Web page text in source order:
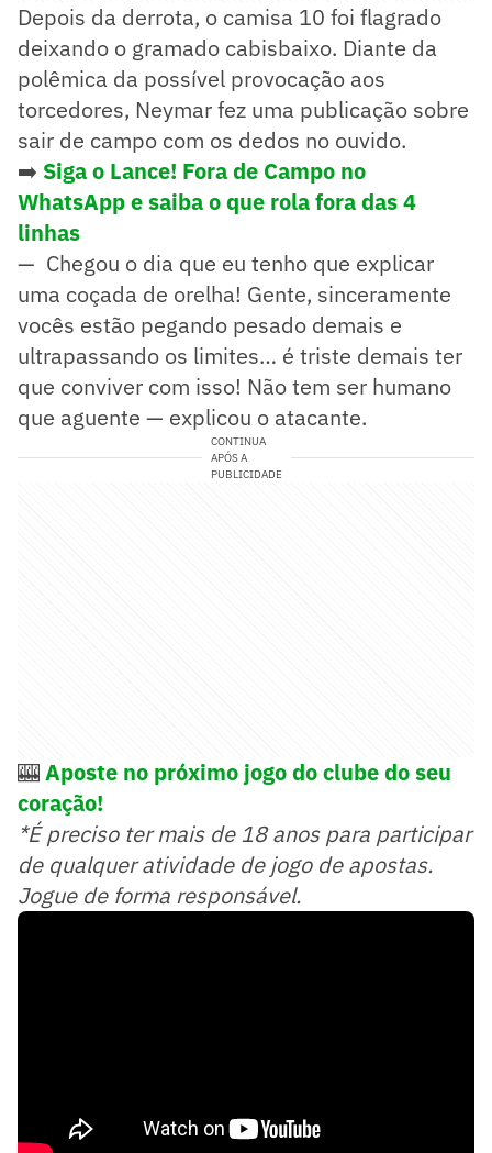
Depois da derrota, o camisa 10 foi flagrado
deixando o gramado cabisbaixo. Diante da
polêmica da possível provocação aos
torcedores, Neymar fez uma publicação sobre
sair de campo com os dedos no ouvido.
➡️ Siga o Lance! Fora de Campo no
WhatsApp e saiba o que rola fora das 4
linhas
— Chegou o dia que eu tenho que explicar
uma coçada de orelha! Gente, sinceramente
vocês estão pegando pesado demais e
ultrapassando os limites… é triste demais ter
que conviver com isso! Não tem ser humano
que aguente — explicou o atacante.
CONTINUA
APÓS A
PUBLICIDADE
🎰Aposte no próximo jogo do clube do seu
coração!
*É preciso ter mais de 18 anos para participar
de qualquer atividade de jogo de apostas.
Jogue de forma responsável.